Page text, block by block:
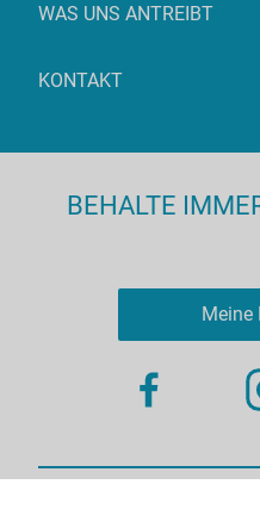
WAS UNS ANTREIBT
KONTAKT
BEHALTE
Meine